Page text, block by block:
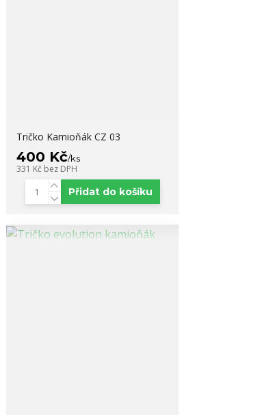
Tričko Kamioňák CZ 03
400 Kč/ks
331 Kč bez DPH
Přidat do košíku